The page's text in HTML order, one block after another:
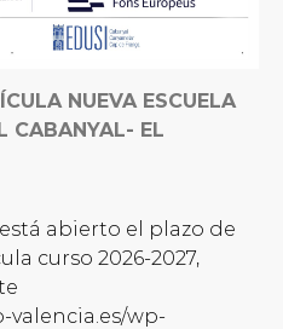
NUEVA ESCUELA
CABANYAL- EL
abierto el plazo de
curso 2026-2027,
valencia.es/wp-